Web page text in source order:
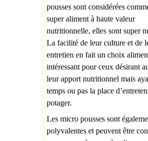
pousses sont considérées
super aliment à haute valeur
nutritionnelle, elles sont super
La facilité de leur culture et de
entretien en fait un choix
intéressant pour ceux désirant
leur apport nutritionnel mais
temps ou pas la place
potager.
Les micro pousses sont
polyvalentes et peuvent être